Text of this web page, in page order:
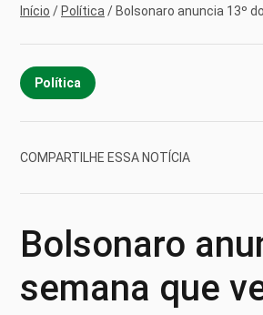
Início / Política / Bolsonaro anuncia 13º
Política
COMPARTILHE ESSA NOTÍCIA
Bolsonaro
semana que